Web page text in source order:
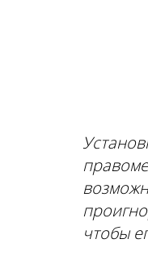
чтобы